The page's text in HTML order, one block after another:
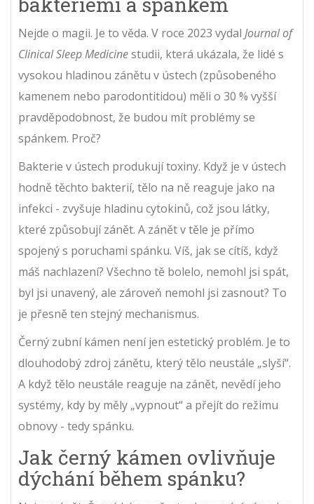
Nejde o magii. Je to věda. V roce 2023 vydal Journal of
Clinical Sleep Medicinestudii, která ukázala, že lidé s
vysokou hladinou zánětu v ústech (způsobeného
kamenem nebo parodontitidou) měli o 30 % vyšší
pravděpodobnost, že budou mít problémy se
spánkem. Proč?
Bakterie v ústech produkují toxiny. Když je v ústech
hodně těchto bakterií, tělo na ně reaguje jako na
infekci - zvyšuje hladinu cytokinů, což jsou látky,
které způsobují zánět. A zánět v těle je přímo
spojený s poruchami spánku. Víš, jak se cítíš, když
máš nachlazení? Všechno tě bolelo, nemohl jsi spát,
byl jsi unavený, ale zároveň nemohl jsi zasnout? To
je přesně ten stejný mechanismus.
Černý zubní kámen není jen estetický problém. Je to
dlouhodobý zdroj zánětu, který tělo neustále „slyší“.
A když tělo neustále reaguje na zánět, nevědí jeho
systémy, kdy by měly „vypnout“ a přejít do režimu
obnovy - tedy spánku.
Jak černý kámen ovlivňuje
dýchání během spánku?